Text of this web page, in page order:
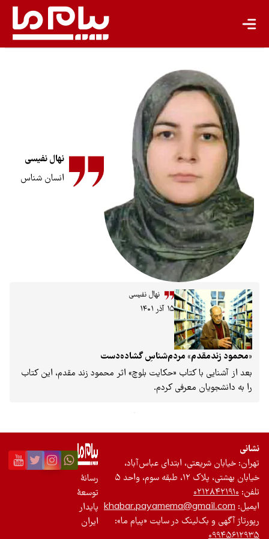
مسئولیت اجتماعی شرکت‌ها
بیشتر
سبک زندگی
جهان پژوهش
یادداشت
تجدیدپذیر
تازه‌ها
باشگاه نویسندگان
نهال نفیسی
انسان شناس
نهال نفیسی
۱۵ آذر ۱۴۰۱
«محمود زند‌مقدم» مردم‌شناسِ گشاده‌دست
بعد از آشنایی با کتاب «حکایت بلوچ» اثر محمود زند مقدم، این کتاب
را به دانشجویان معرفی کردم.
نشانی
تهران: خیابان شریعتی، ابتدای عباس‌آباد،
خیابان بهشتی، پلاک ۱۲، طبقه سوم، واحد ۵
تلفن: ۰۲۱۲۸۴۲۱۹۱۰
ایمیل: khabar.payamema@gmail.com
رپورتاژ آگهی و بک‌لینک در سایت «پیام ما»:
۰۹۹۴۵۶۱۲۹۳۵
رسانۀ
توسعۀ
پایدار
ایران